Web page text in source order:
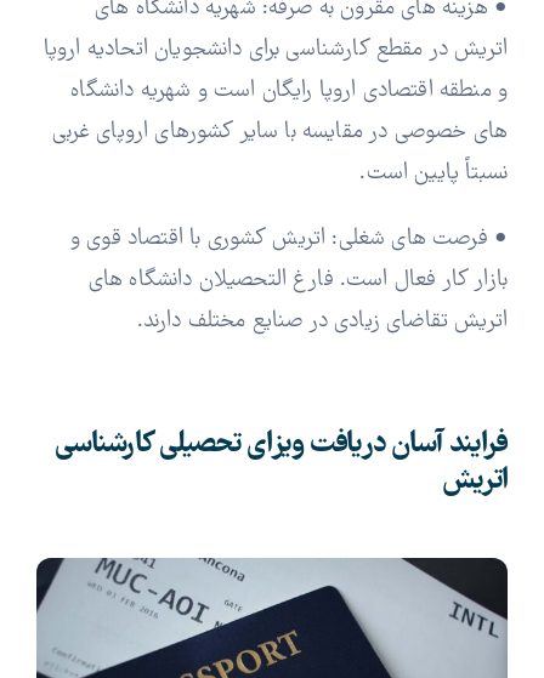
• هزینه های مقرون به صرفه: شهریه دانشگاه های
اتریش در مقطع کارشناسی برای دانشجویان اتحادیه اروپا
و منطقه اقتصادی اروپا رایگان است و شهریه دانشگاه
های خصوصی در مقایسه با سایر کشورهای اروپای غربی
نسبتاً پایین است.
• فرصت های شغلی: اتریش کشوری با اقتصاد قوی و
بازار کار فعال است. فارغ التحصیلان دانشگاه های
اتریش تقاضای زیادی در صنایع مختلف دارند.
فرایند آسان دریافت ویزای تحصیلی کارشناسی
اتریش